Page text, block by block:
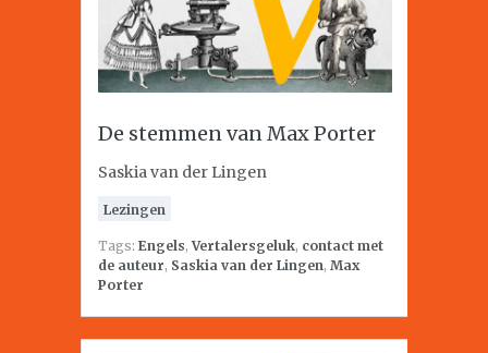
De stemmen van Max Porter
Saskia van der Lingen
Lezingen
Tags: Engels,Vertalersgeluk, contact met
de auteur, Saskia van der Lingen, Max
Porter